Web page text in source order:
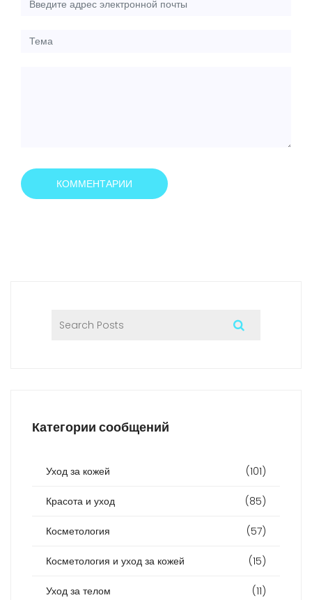
КОММЕНТАРИИ
Категории сообщений
Уход за кожей (101)
Красота и уход (85)
Косметология (57)
Косметология и уход за кожей (15)
Уход за телом (11)